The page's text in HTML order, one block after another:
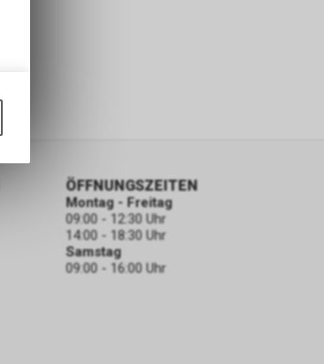
ÖFFNUNGSZEITEN
Montag - Freitag
09:00 - 12:30 Uhr
14:00 - 18:30 Uhr
Samstag
09:00 - 16:00 Uhr